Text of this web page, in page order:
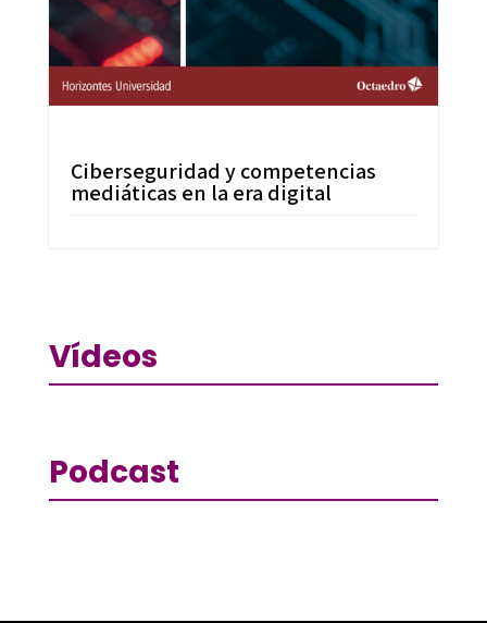
Ciberseguridad y competencias
mediáticas en la era digital
Vídeos
Podcast